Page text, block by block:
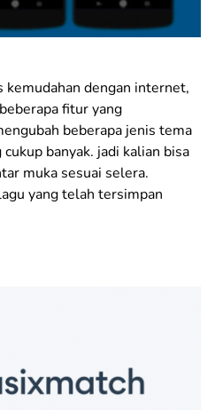
dengan internet,
fitur yang
beberapa jenis tema
banyak. jadi kalian bisa
muka sesuai selera.
yang telah tersimpan